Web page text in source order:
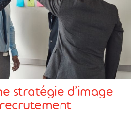
stratégie d’image